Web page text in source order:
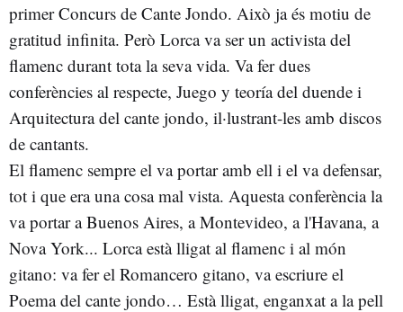
primer Concurs de Cante Jondo. Això ja és motiu de
gratitud infinita. Però Lorca va ser un activista del
flamenc durant tota la seva vida. Va fer dues
conferències al respecte, Juego y teoría del duende i
Arquitectura del cante jondo, il·lustrant-les amb discos
de cantants.
El flamenc sempre el va portar amb ell i el va defensar,
tot i que era una cosa mal vista. Aquesta conferència la
va portar a Buenos Aires, a Montevideo, a l'Havana, a
Nova York... Lorca està lligat al flamenc i al món
gitano: va fer el Romancero gitano, va escriure el
Poema del cante jondo… Està lligat, enganxat a la pell